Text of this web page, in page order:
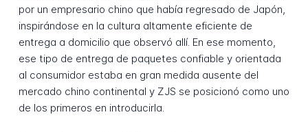
por un empresario chino que había regresado de Japón,
inspirándose en la cultura altamente eficiente de
entrega a domicilio que observó allí. En ese momento,
ese tipo de entrega de paquetes confiable y orientada
al consumidor estaba en gran medida ausente del
mercado chino continental y ZJS se posicionó como uno
de los primeros en introducirla.